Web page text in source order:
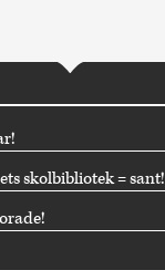
skolbibliotek = sant!